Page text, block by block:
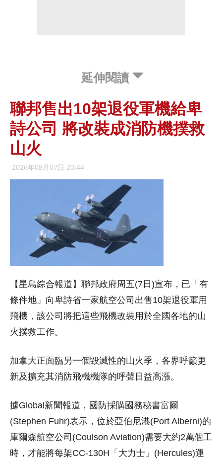
延伸閱讀
聯邦售出10架退役軍機給卑
詩公司 將改裝成消防機撲救
山火
2026年08月07日 20:44
【星島綜合報道】聯邦政府周五(7日)宣布，已「有
條件地」向卑詩省一家航空公司出售10架退役軍用
飛機，該公司將把這些飛機改裝用於全國各地的山
火撲救工作。
加拿大正面臨另一個毀滅性的山火季，各界呼籲更
新及擴充其消防飛機機隊的呼聲日益高漲。
據Global新聞報道，國防採購國務秘書富爾
(Stephen Fuhr)表示，位於亞伯尼港(Port Alberni)的
庫爾森航空公司(Coulson Aviation)需要大約2萬個工
時，才能將每架CC-130H「大力士」(Hercules)運